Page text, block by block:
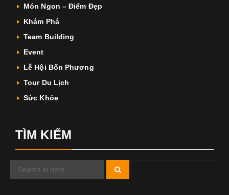
Món Ngon – Điểm Đẹp
Khám Phá
Team Building
Event
Lễ Hội Bốn Phương
Tour Du Lịch
Sức Khỏe
TÌM KIẾM
Search